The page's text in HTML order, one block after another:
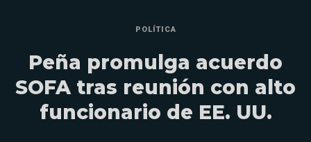
POLÍTICA
Peña promulga acuerdo
SOFA tras reunión con alto
funcionario de EE. UU.